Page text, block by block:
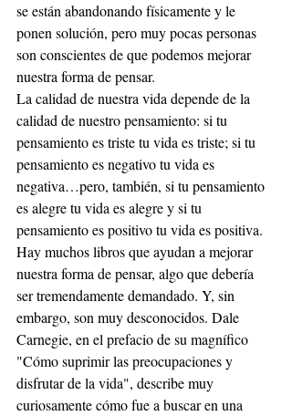
se están abandonando físicamente y le
ponen solución, pero muy pocas personas
son conscientes de que podemos mejorar
nuestra forma de pensar.
La calidad de nuestra vida depende de la
calidad de nuestro pensamiento: si tu
pensamiento es triste tu vida es triste; si tu
pensamiento es negativo tu vida es
negativa…pero, también, si tu pensamiento
es alegre tu vida es alegre y si tu
pensamiento es positivo tu vida es positiva.
Hay muchos libros que ayudan a mejorar
nuestra forma de pensar, algo que debería
ser tremendamente demandado. Y, sin
embargo, son muy desconocidos. Dale
Carnegie, en el prefacio de su magnífico
"Cómo suprimir las preocupaciones y
disfrutar de la vida", describe muy
curiosamente cómo fue a buscar en una